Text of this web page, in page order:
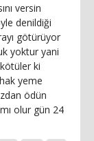
versin
denildiği
götürüyor
yoktur yani
ki
yeme
ödün
olur gün 24